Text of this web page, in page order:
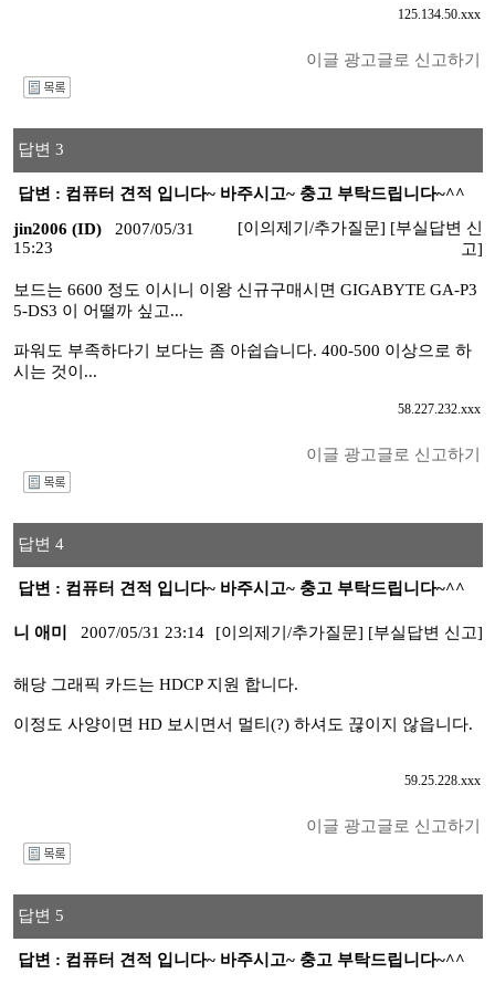
125.134.50.xxx
이글 광고글로 신고하기
답변 3
답변 : 컴퓨터 견적 입니다~ 바주시고~ 충고 부탁드립니다~^^
jin2006 (ID)
2007/05/31
15:23
[이의제기/추가질문] [부실답변 신
고]
보드는 6600 정도 이시니 이왕 신규구매시면 GIGABYTE GA-P3
5-DS3 이 어떨까 싶고...
파워도 부족하다기 보다는 좀 아쉽습니다. 400-500 이상으로 하
시는 것이...
58.227.232.xxx
이글 광고글로 신고하기
답변 4
답변 : 컴퓨터 견적 입니다~ 바주시고~ 충고 부탁드립니다~^^
니 애미 2007/05/31 23:14 [이의제기/추가질문] [부실답변 신고]
해당 그래픽 카드는 HDCP 지원 합니다.
이정도 사양이면 HD 보시면서 멀티(?) 하셔도 끊이지 않읍니다.
59.25.228.xxx
이글 광고글로 신고하기
답변 5
답변 : 컴퓨터 견적 입니다~ 바주시고~ 충고 부탁드립니다~^^